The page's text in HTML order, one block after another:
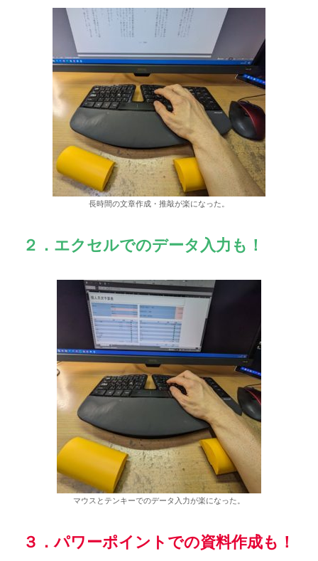
長時間の文章作成・推敲が楽になった。
２．エクセルでのデータ入力も！
マウスとテンキーでのデータ入力が楽になった。
３．パワーポイントでの資料作成も！